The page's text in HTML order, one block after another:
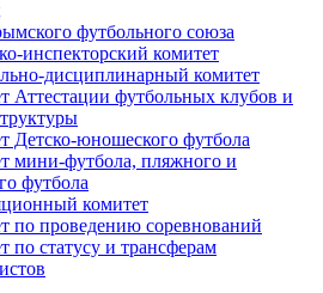
футбольного союза
инспекторский комитет
дисциплинарный комитет
Аттестации футбольных клубов и
Детско-юношеского футбола
мини-футбола, пляжного и
футбола
комитет
по проведению соревнований
по статусу и трансферам